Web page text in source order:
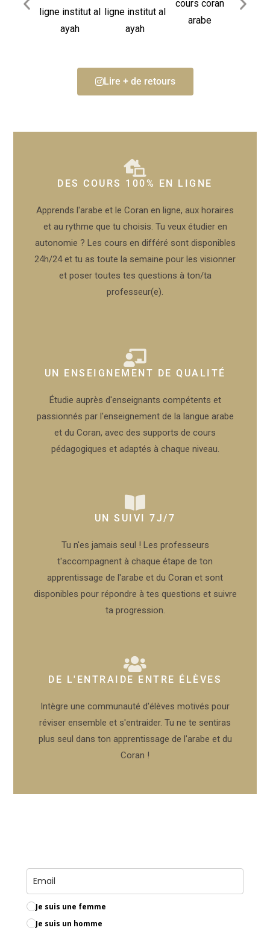
Lire + de retours
DES COURS 100% EN LIGNE
Apprends l'arabe et le Coran en ligne, aux horaires
et au rythme que tu choisis. Tu veux étudier en
autonomie ? Les cours en différé sont disponibles
24h/24 et tu as toute la semaine pour les visionner
et poser toutes tes questions à ton/ta
professeur(e).
UN ENSEIGNEMENT DE QUALITÉ
Étudie auprès d'enseignants compétents et
passionnés par l'enseignement de la langue arabe
et du Coran, avec des supports de cours
pédagogiques et adaptés à chaque niveau.
UN SUIVI 7J/7
Tu n'es jamais seul ! Les professeurs
t'accompagnent à chaque étape de ton
apprentissage de l'arabe et du Coran et sont
disponibles pour répondre à tes questions et suivre
ta progression.
DE L'ENTRAIDE ENTRE ÉLÈVES
Intègre une communauté d'élèves motivés pour
réviser ensemble et s'entraider. Tu ne te sentiras
plus seul dans ton apprentissage de l'arabe et du
Coran !
Je suis une femme
Je suis un homme